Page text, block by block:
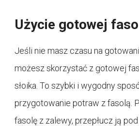
Użycie gotowej
Jeśli nie masz czasu na
możesz skorzystać z gotowej
słoika. To szybki i wygodny
przygotowanie potraw z fasolą.
fasolę z zalewy, przepłucz ją